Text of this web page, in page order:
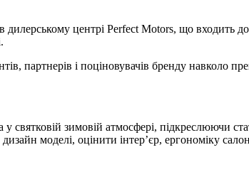
дилерському центрі Perfect Motors, що входить
партнерів і поціновувачів бренду навколо
святковій зимовій атмосфері, підкреслюючи
моделі, оцінити інтер’єр, ергономіку